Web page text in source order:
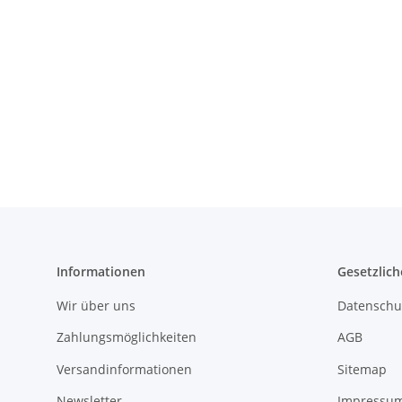
Informationen
Wir über uns
Zahlungsmöglichkeiten
Versandinformationen
AGB
Sitemap